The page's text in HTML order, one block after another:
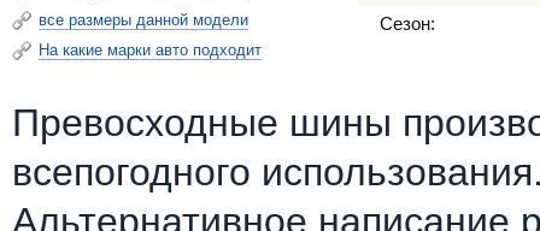
все размеры данной модели
На какие марки авто подходит
Сезон:
Превосходные шины
всепогодного
Альтернативное написание